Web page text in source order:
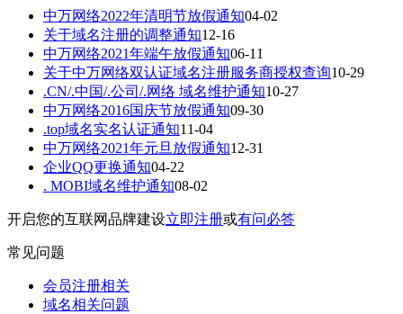
中万网络2022年清明节放假通知04-02
关于域名注册的调整通知12-16
中万网络2021年端午放假通知06-11
关于中万网络双认证域名注册服务商授权查询10-29
.CN/.中国/.公司/.网络 域名维护通知10-27
中万网络2016国庆节放假通知09-30
.top域名实名认证通知11-04
中万网络2021年元旦放假通知12-31
企业QQ更换通知04-22
. MOBI域名维护通知08-02
开启您的互联网品牌建设立即注册或有问必答
常见问题
会员注册相关
域名相关问题